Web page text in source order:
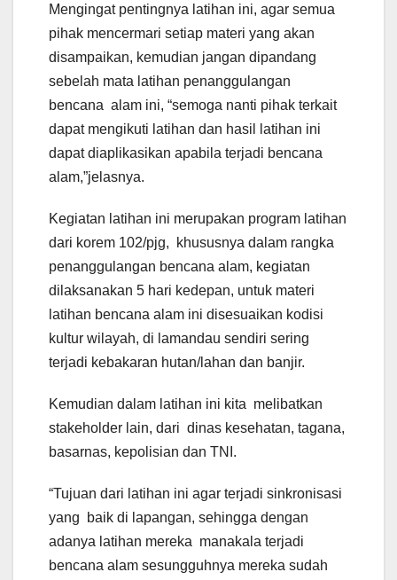
Mengingat pentingnya latihan ini, agar semua
pihak mencermari setiap materi yang akan
disampaikan, kemudian jangan dipandang
sebelah mata latihan penanggulangan
bencana alam ini, “semoga nanti pihak terkait
dapat mengikuti latihan dan hasil latihan ini
dapat diaplikasikan apabila terjadi bencana
alam,”jelasnya.
Kegiatan latihan ini merupakan program latihan
dari korem 102/pjg, khususnya dalam rangka
penanggulangan bencana alam, kegiatan
dilaksanakan 5 hari kedepan, untuk materi
latihan bencana alam ini disesuaikan kodisi
kultur wilayah, di lamandau sendiri sering
terjadi kebakaran hutan/lahan dan banjir.
Kemudian dalam latihan ini kita melibatkan
stakeholder lain, dari dinas kesehatan, tagana,
basarnas, kepolisian dan TNI.
“Tujuan dari latihan ini agar terjadi sinkronisasi
yang baik di lapangan, sehingga dengan
adanya latihan mereka manakala terjadi
bencana alam sesungguhnya mereka sudah